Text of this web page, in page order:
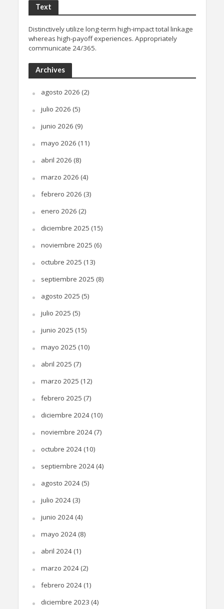
Text
Distinctively utilize long-term high-impact total linkage
whereas high-payoff experiences. Appropriately
communicate 24/365.
Archives
agosto 2026 (2)
julio 2026 (5)
junio 2026 (9)
mayo 2026 (11)
abril 2026 (8)
marzo 2026 (4)
febrero 2026 (3)
enero 2026 (2)
diciembre 2025 (15)
noviembre 2025 (6)
octubre 2025 (13)
septiembre 2025 (8)
agosto 2025 (5)
julio 2025 (5)
junio 2025 (15)
mayo 2025 (10)
abril 2025 (7)
marzo 2025 (12)
febrero 2025 (7)
diciembre 2024(10)
noviembre 2024(7)
octubre 2024(10)
septiembre 2024(4)
agosto 2024(5)
julio 2024(3)
junio 2024(4)
mayo 2024(8)
abril 2024(1)
marzo 2024(2)
febrero 2024(1)
diciembre 2023 (4)